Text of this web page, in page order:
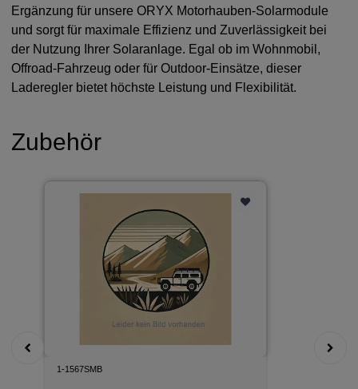
Ergänzung für unsere ORYX Motorhauben-Solarmodule
und sorgt für maximale Effizienz und Zuverlässigkeit bei
der Nutzung Ihrer Solaranlage. Egal ob im Wohnmobil,
Offroad-Fahrzeug oder für Outdoor-Einsätze, dieser
Laderegler bietet höchste Leistung und Flexibilität.
Zubehör
1-1567SMB